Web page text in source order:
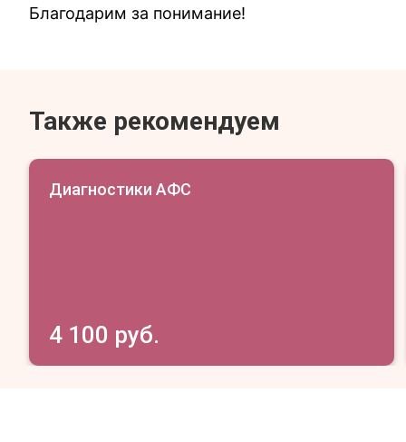
Благодарим за понимание!
Также рекомендуем
Диагностики АФС
4 100 руб.